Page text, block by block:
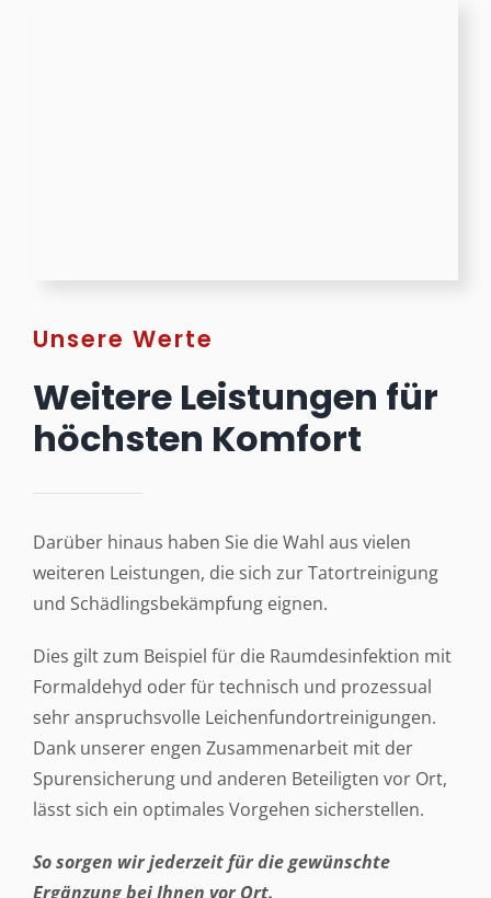
Unsere Werte
Weitere Leistungen für
höchsten Komfort
Darüber hinaus haben Sie die Wahl aus vielen
weiteren Leistungen, die sich zur Tatortreinigung
und Schädlingsbekämpfung eignen.
Dies gilt zum Beispiel für die Raumdesinfektion mit
Formaldehyd oder für technisch und prozessual
sehr anspruchsvolle Leichenfundortreinigungen.
Dank unserer engen Zusammenarbeit mit der
Spurensicherung und anderen Beteiligten vor Ort,
lässt sich ein optimales Vorgehen sicherstellen.
So sorgen wir jederzeit für die gewünschte
Ergänzung bei Ihnen vor Ort.